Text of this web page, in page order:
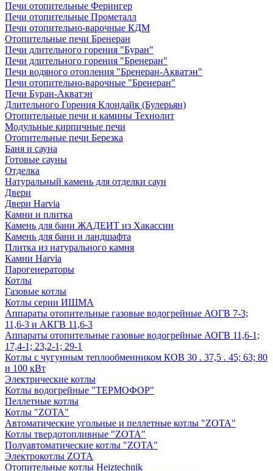
Печи отопительные Ферингер
Печи отопительные Прометалл
Печи отопительно-варочные КДМ
Отопительные печи Бренеран
Печи длительного горения "Буран"
Печи длительного горения "Бренеран"
Печи водяного отопления "Бренеран-Акватэн"
Печи отопительно-варочные "Бренеран"
Печи Буран-Акватэн
Длительного Горения Клондайк (Булерьян)
Отопительные печи и камины Технолит
Модульные кирпичные печи
Отопительные печи Березка
Баня и сауна
Готовые сауны
Отделка
Натуральный камень для отделки саун
Двери
Двери Harvia
Камни и плитка
Камень для бани ЖАДЕИТ из Хакассии
Камень для бани и ландшафта
Плитка из натурального камня
Камни Harvia
Парогенераторы
Котлы
Газовые котлы
Котлы серии ИШМА
Аппараты отопительные газовые водогрейные АОГВ 7-3;
11,6-3 и АКГВ 11,6-3
Аппараты отопительные газовые водогрейные АОГВ 11,6-1;
17,4-1; 23,2-1; 29-1
Котлы с чугунным теплообменником КОВ 30 . 37,5 . 45; 63; 80
и 100 кВт
Электрические котлы
Котлы водогрейные "ТЕРМОФОР"
Пеллетные котлы
Котлы "ZOTA"
Автоматические угольные и пеллетные котлы "ZOTA"
Котлы твердотопливные "ZOTA"
Полуавтоматические котлы "ZOTA"
Электрокотлы ZOTA
Отопительные котлы Heiztechnik